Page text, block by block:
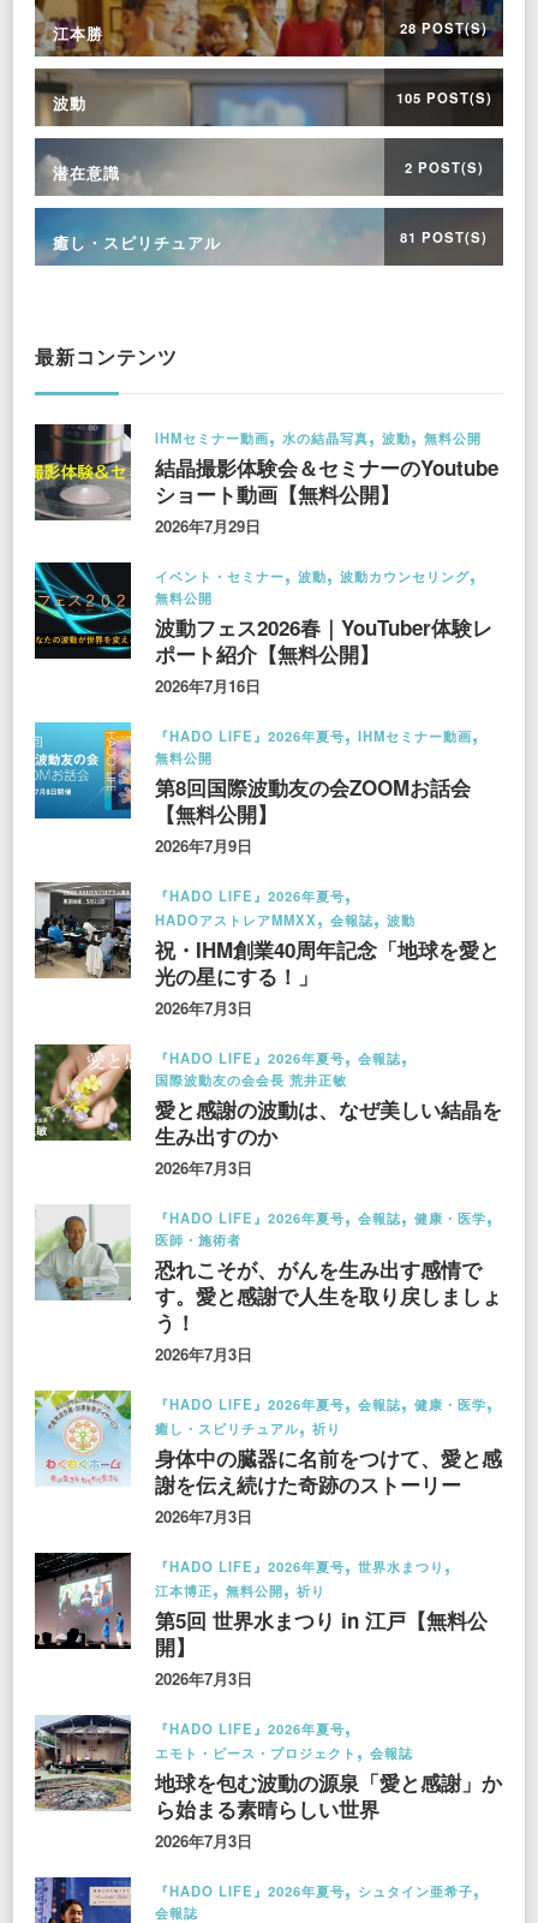
江本勝 28 POST(S)
波動 105 POST(S)
潜在意識 2 POST(S)
癒し・スピリチュアル 81 POST(S)
最新コンテンツ
IHMセミナー動画 水の結晶写真 波動 無料公開
結晶撮影体験会＆セミナーのYoutube
ショート動画【無料公開】
2026年7月29日
イベント・セミナー 波動
波動カウンセリング
無料公開
波動フェス2026春｜YouTuber体験レ
ポート紹介【無料公開】
2026年7月16日
『HADO LIFE』2026年夏号
IHMセミナー動画
無料公開
第8回国際波動友の会ZOOMお話会
【無料公開】
2026年7月9日
『HADO LIFE』2026年夏号
HADOアストレアMMXX
会報誌 波動
祝・IHM創業40周年記念「地球を愛と
光の星にする！」
2026年7月3日
『HADO LIFE』2026年夏号
会報誌
国際波動友の会会長 荒井正敏
愛と感謝の波動は、なぜ美しい結晶を
生み出すのか
2026年7月3日
『HADO LIFE』2026年夏号 会報誌
健康・医学
医師・施術者
恐れこそが、がんを生み出す感情で
す。愛と感謝で人生を取り戻しましょ
う！
2026年7月3日
『HADO LIFE』2026年夏号 会報誌
健康・医学
癒し・スピリチュアル
祈り
身体中の臓器に名前をつけて、愛と感
謝を伝え続けた奇跡のストーリー
2026年7月3日
『HADO LIFE』2026年夏号
世界水まつり
江本博正
無料公開 祈り
第5回 世界水まつり in 江戸【無料公
開】
2026年7月3日
『HADO LIFE』2026年夏号
エモト・ピース・プロジェクト
会報誌
地球を包む波動の源泉「愛と感謝」か
ら始まる素晴らしい世界
2026年7月3日
『HADO LIFE』2026年夏号
シュタイン亜希子
会報誌